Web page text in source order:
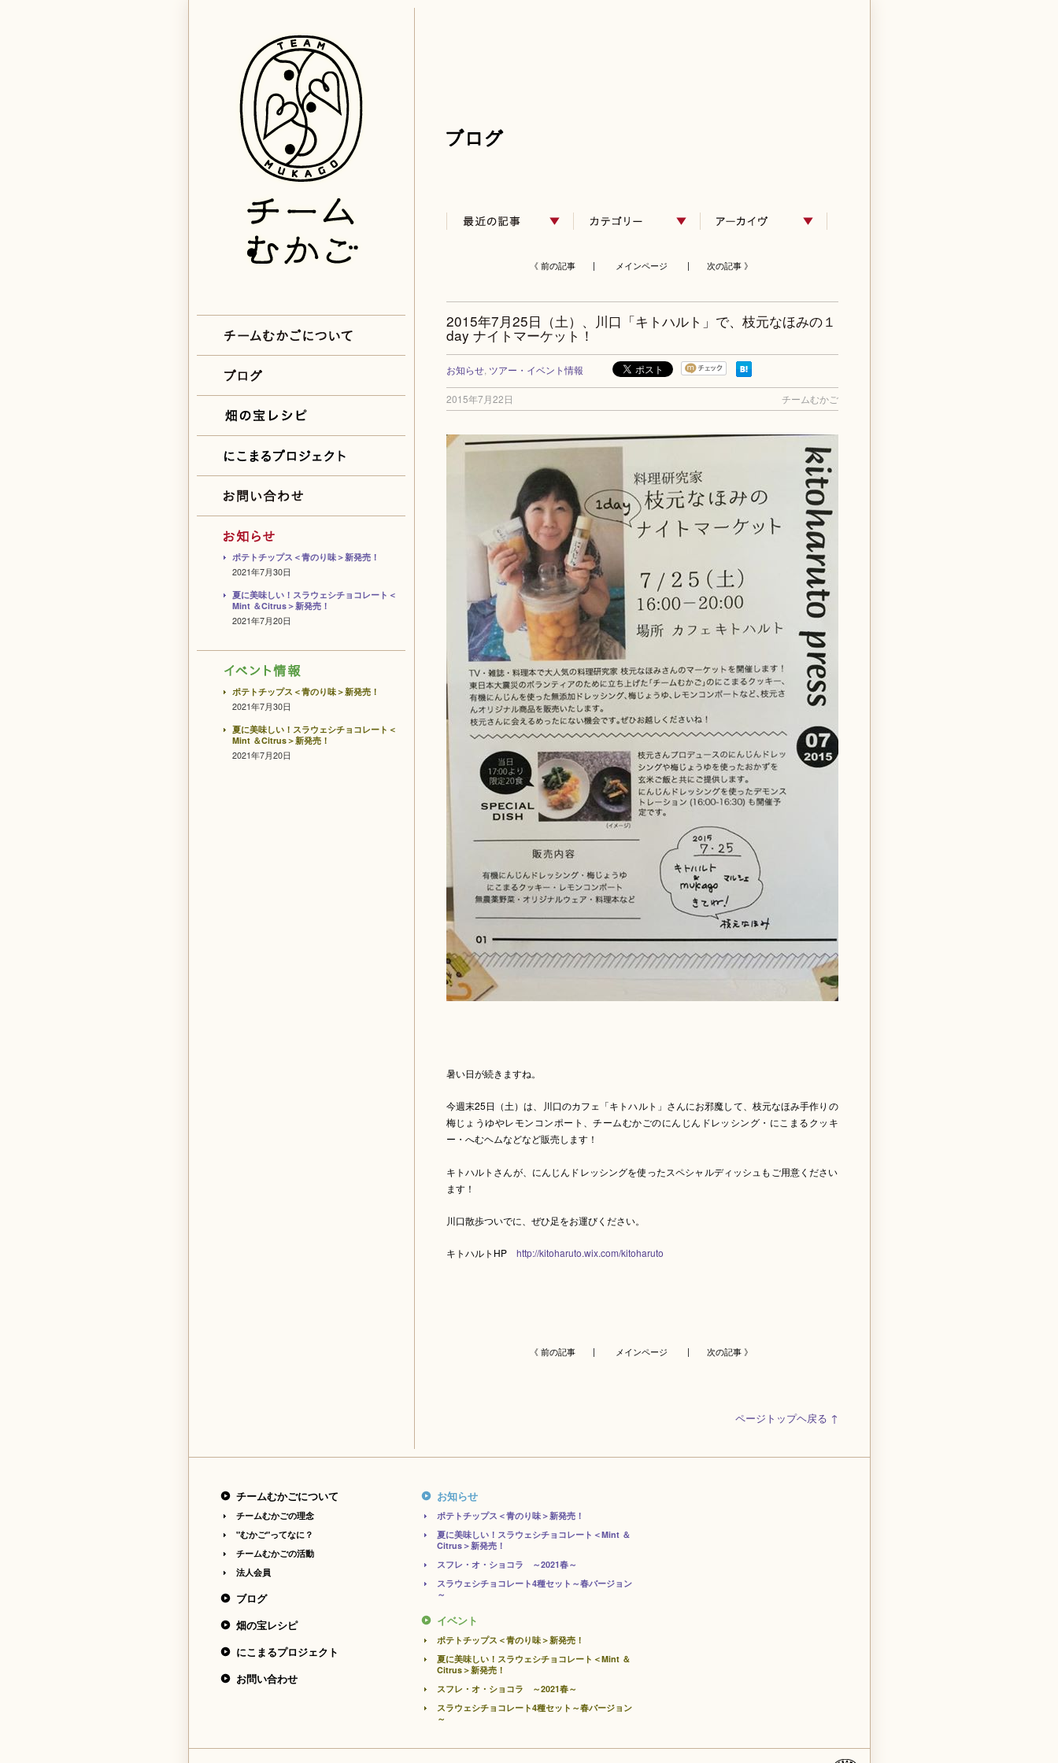
《 前の記事 | メインページ | 次の記事 》
2015年7月25日（土）、川口「キトハルト」で、枝元なほみの１
day ナイトマーケット！
お知らせ, ツアー・イベント情報
2015年7月22日 チームむかご
暑い日が続きますね。
今週末25日（土）は、川口のカフェ「キトハルト」さんにお邪魔して、枝元なほみ手作りの
梅じょうゆやレモンコンポート、チームむかごのにんじんドレッシング・にこまるクッキ
ー・へむヘムなどなど販売します！
キトハルトさんが、にんじんドレッシングを使ったスペシャルディッシュもご用意ください
ます！
川口散歩ついでに、ぜひ足をお運びください。
キトハルトHP http://kitoharuto.wix.com/kitoharuto
《 前の記事 | メインページ | 次の記事 》
ページトップヘ戻る ↑
ポテトチップス＜青のり味＞新発売！
2021年7月30日
夏に美味しい！スラウェシチョコレート＜
Mint ＆Citrus＞新発売！
2021年7月20日
ポテトチップス＜青のり味＞新発売！
2021年7月30日
夏に美味しい！スラウェシチョコレート＜
Mint ＆Citrus＞新発売！
2021年7月20日
チームむかごについて
チームむかごの理念
"むかご"ってなに？
チームむかごの活動
法人会員
ブログ
畑の宝レシピ
にこまるプロジェクト
お問い合わせ
お知らせ
ポテトチップス＜青のり味＞新発売！
夏に美味しい！スラウェシチョコレート＜Mint ＆
Citrus＞新発売！
スフレ・オ・ショコラ ～2021春～
スラウェシチョコレート4種セット～春バージョン
～
イベント
ポテトチップス＜青のり味＞新発売！
夏に美味しい！スラウェシチョコレート＜Mint ＆
Citrus＞新発売！
スフレ・オ・ショコラ ～2021春～
スラウェシチョコレート4種セット～春バージョン
～